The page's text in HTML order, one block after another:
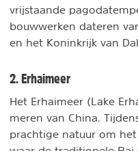
vrijstaande
bouwwerken dateren
en het Koninkrijk van
2. Erhaimeer
Het Erhaimeer (Lake
meren van China.
prachtige natuur om